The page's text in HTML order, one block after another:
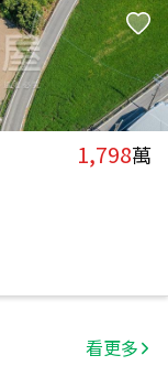
1,798萬
看更多